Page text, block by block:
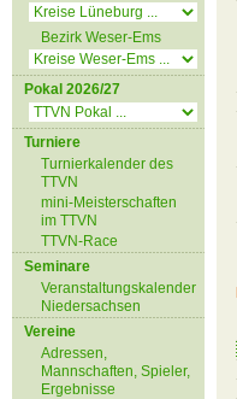
Bezirk Weser-Ems
Pokal 2026/27
Turniere
Turnierkalender des
TTVN
mini-Meisterschaften
im TTVN
TTVN-Race
Seminare
Veranstaltungskalender
Niedersachsen
Vereine
Adressen,
Mannschaften, Spieler,
Ergebnisse